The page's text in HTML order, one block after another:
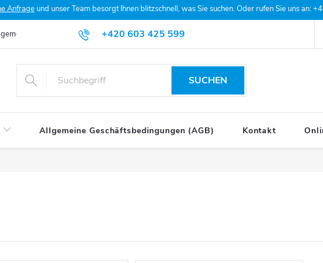
Anfrage und unser Team besorgt Ihnen blitzschnell, was Sie suchen. Oder rufen Sie uns an:
+420 603 425 599
Geschäftsbedingungen (AGB) Datenschutzerklärung
SUCHEN
Allgemeine Geschäftsbedingungen (AGB) Kontakt